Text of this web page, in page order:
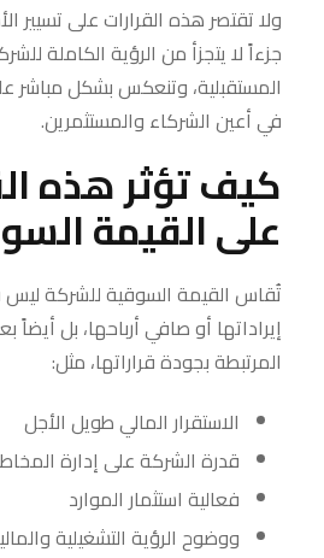
ولا تقتصر هذه القرارات على تسيير
جزءاً لا يتجزأ من الرؤية الكاملة
المستقبلية، وتنعكس بشكل مباشر
في أعين الشركاء والمستثمرين.
كيف تؤثر هذه
على القيمة
تُقاس القيمة السوقية للشركة
إيراداتها أو صافي أرباحها، بل
المرتبطة بجودة قراراتها، مثل:
الاستقرار المالي طويل الأجل
قدرة الشركة على إدارة
فعالية استثمار الموارد
ووضوح الرؤية التشغيلية